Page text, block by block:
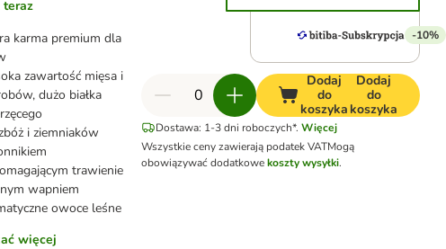
teraz
karma premium dla
zawartość mięsa i
dużo białka
i ziemniaków
trawienie
wapniem
owoce leśne
więcej
-10%
Dodaj
do
koszyka
Dodaj
do
koszyka
Dostawa: 1-3 dni roboczych*. Więcej
Wszystkie ceny zawierają podatek VATMogą
obowiązywać dodatkowekoszty wysyłki.